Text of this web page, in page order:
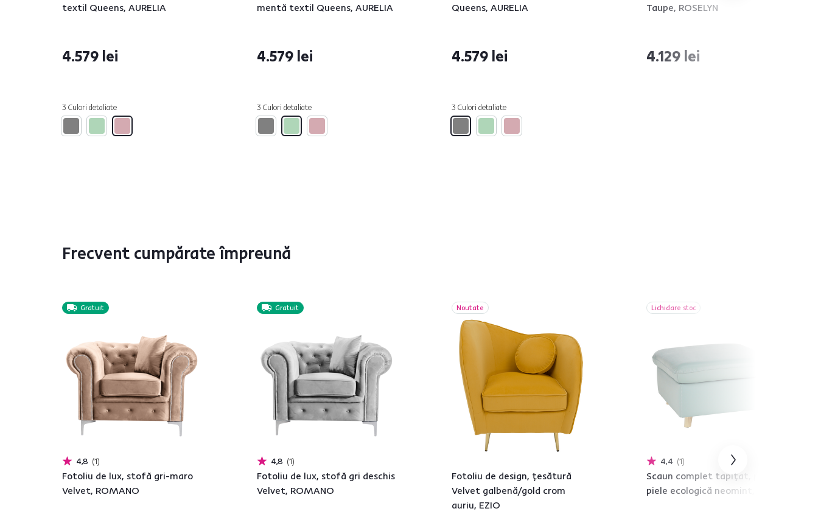
textil Queens, AURELIA
4.579 lei
3 Culori detaliate
mentă textil Queens, AURELIA
4.579 lei
3 Culori detaliate
Queens, AURELIA
4.579 lei
3 Culori detaliate
Taupe, ROSELYN
4.129 lei
Frecvent cumpărate împreună
Gratuit
4,8 1
Fotoliu de lux, stofă gri-maro
Velvet, ROMANO
Gratuit
4,8 1
Fotoliu de lux, stofă gri deschis
Velvet, ROMANO
Noutate
Fotoliu de design, ţesătură
Velvet galbenă/gold crom
auriu, EZIO
Lichidare stoc
4,4 1
Scaun complet tapiţat, piele /
piele ecologică neomint, LINSY